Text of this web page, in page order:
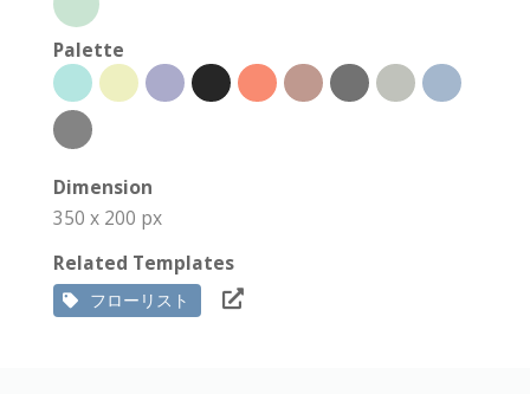
Palette
Dimension
350 x 200 px
Related Templates
フローリスト